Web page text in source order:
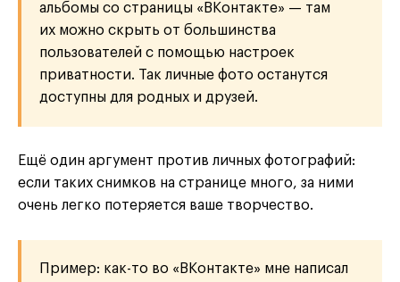
альбомы со страницы «ВКонтакте» — там
их можно скрыть от большинства
пользователей с помощью настроек
приватности. Так личные фото останутся
доступны для родных и друзей.
Ещё один аргумент против личных фотографий:
если таких снимков на странице много, за ними
очень легко потеряется ваше творчество.
Пример: как-то во «ВКонтакте» мне написал